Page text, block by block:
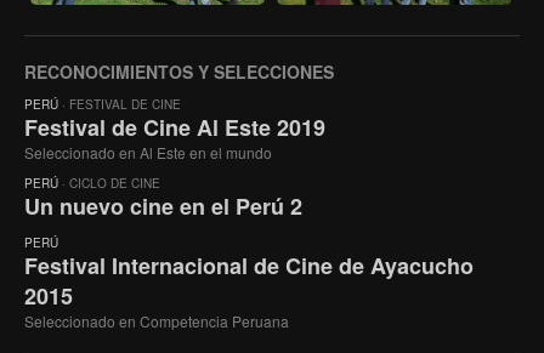
RECONOCIMIENTOS Y SELECCIONES
PERÚ · FESTIVAL DE CINE
Festival de Cine Al Este 2019
Seleccionado en Al Este en el mundo
PERÚ · CICLO DE CINE
Un nuevo cine en el Perú 2
PERÚ
Festival Internacional de Cine de Ayacucho
2015
Seleccionado en Competencia Peruana